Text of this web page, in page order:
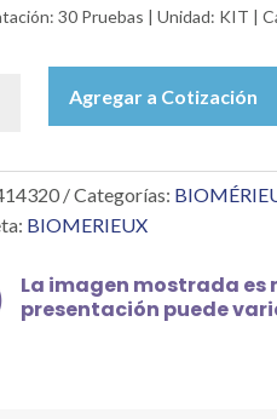
30 Pruebas | Unidad: KIT |
Agregar a Cotización
Categorías:
BIOMERIEUX
La imagen mostrada
presentación puede